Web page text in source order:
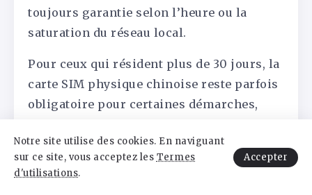
toujours garantie selon l’heure ou la
saturation du réseau local.
Pour ceux qui résident plus de 30 jours, la
carte SIM physique chinoise reste parfois
obligatoire pour certaines démarches,
ou l’accès aux services d’administration
locale.
Notre site utilise des cookies. En naviguant
sur ce site, vous acceptez les Termes
d'utilisations.
Accepter